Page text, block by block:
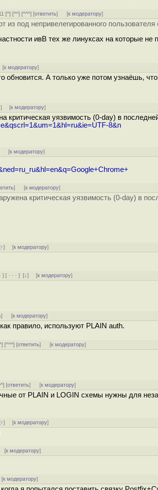
[^] [^^] [^^^] [ответить] [к модератору]
из под непривелегированного
ивВ тех же линуксах на которые не
к модератору]
обновится. А только уже потом узнаёшь,
] [к модератору]
критическая уязвимость (0-day) в
8&n
[к модератору]
] [к модератору]
критическая уязвимость (0-day) в
↑] [к модератору]
] [ · · ·][↓] [к модератору]
] [к модератору]
правило, используют PLAIN auth.
] [^^^] [ответить] [к модератору]
] [ответить] [к модератору]
от PLAIN и LOGIN схемы нужны для
↑] [к модератору]
[к модератору]
к модератору]